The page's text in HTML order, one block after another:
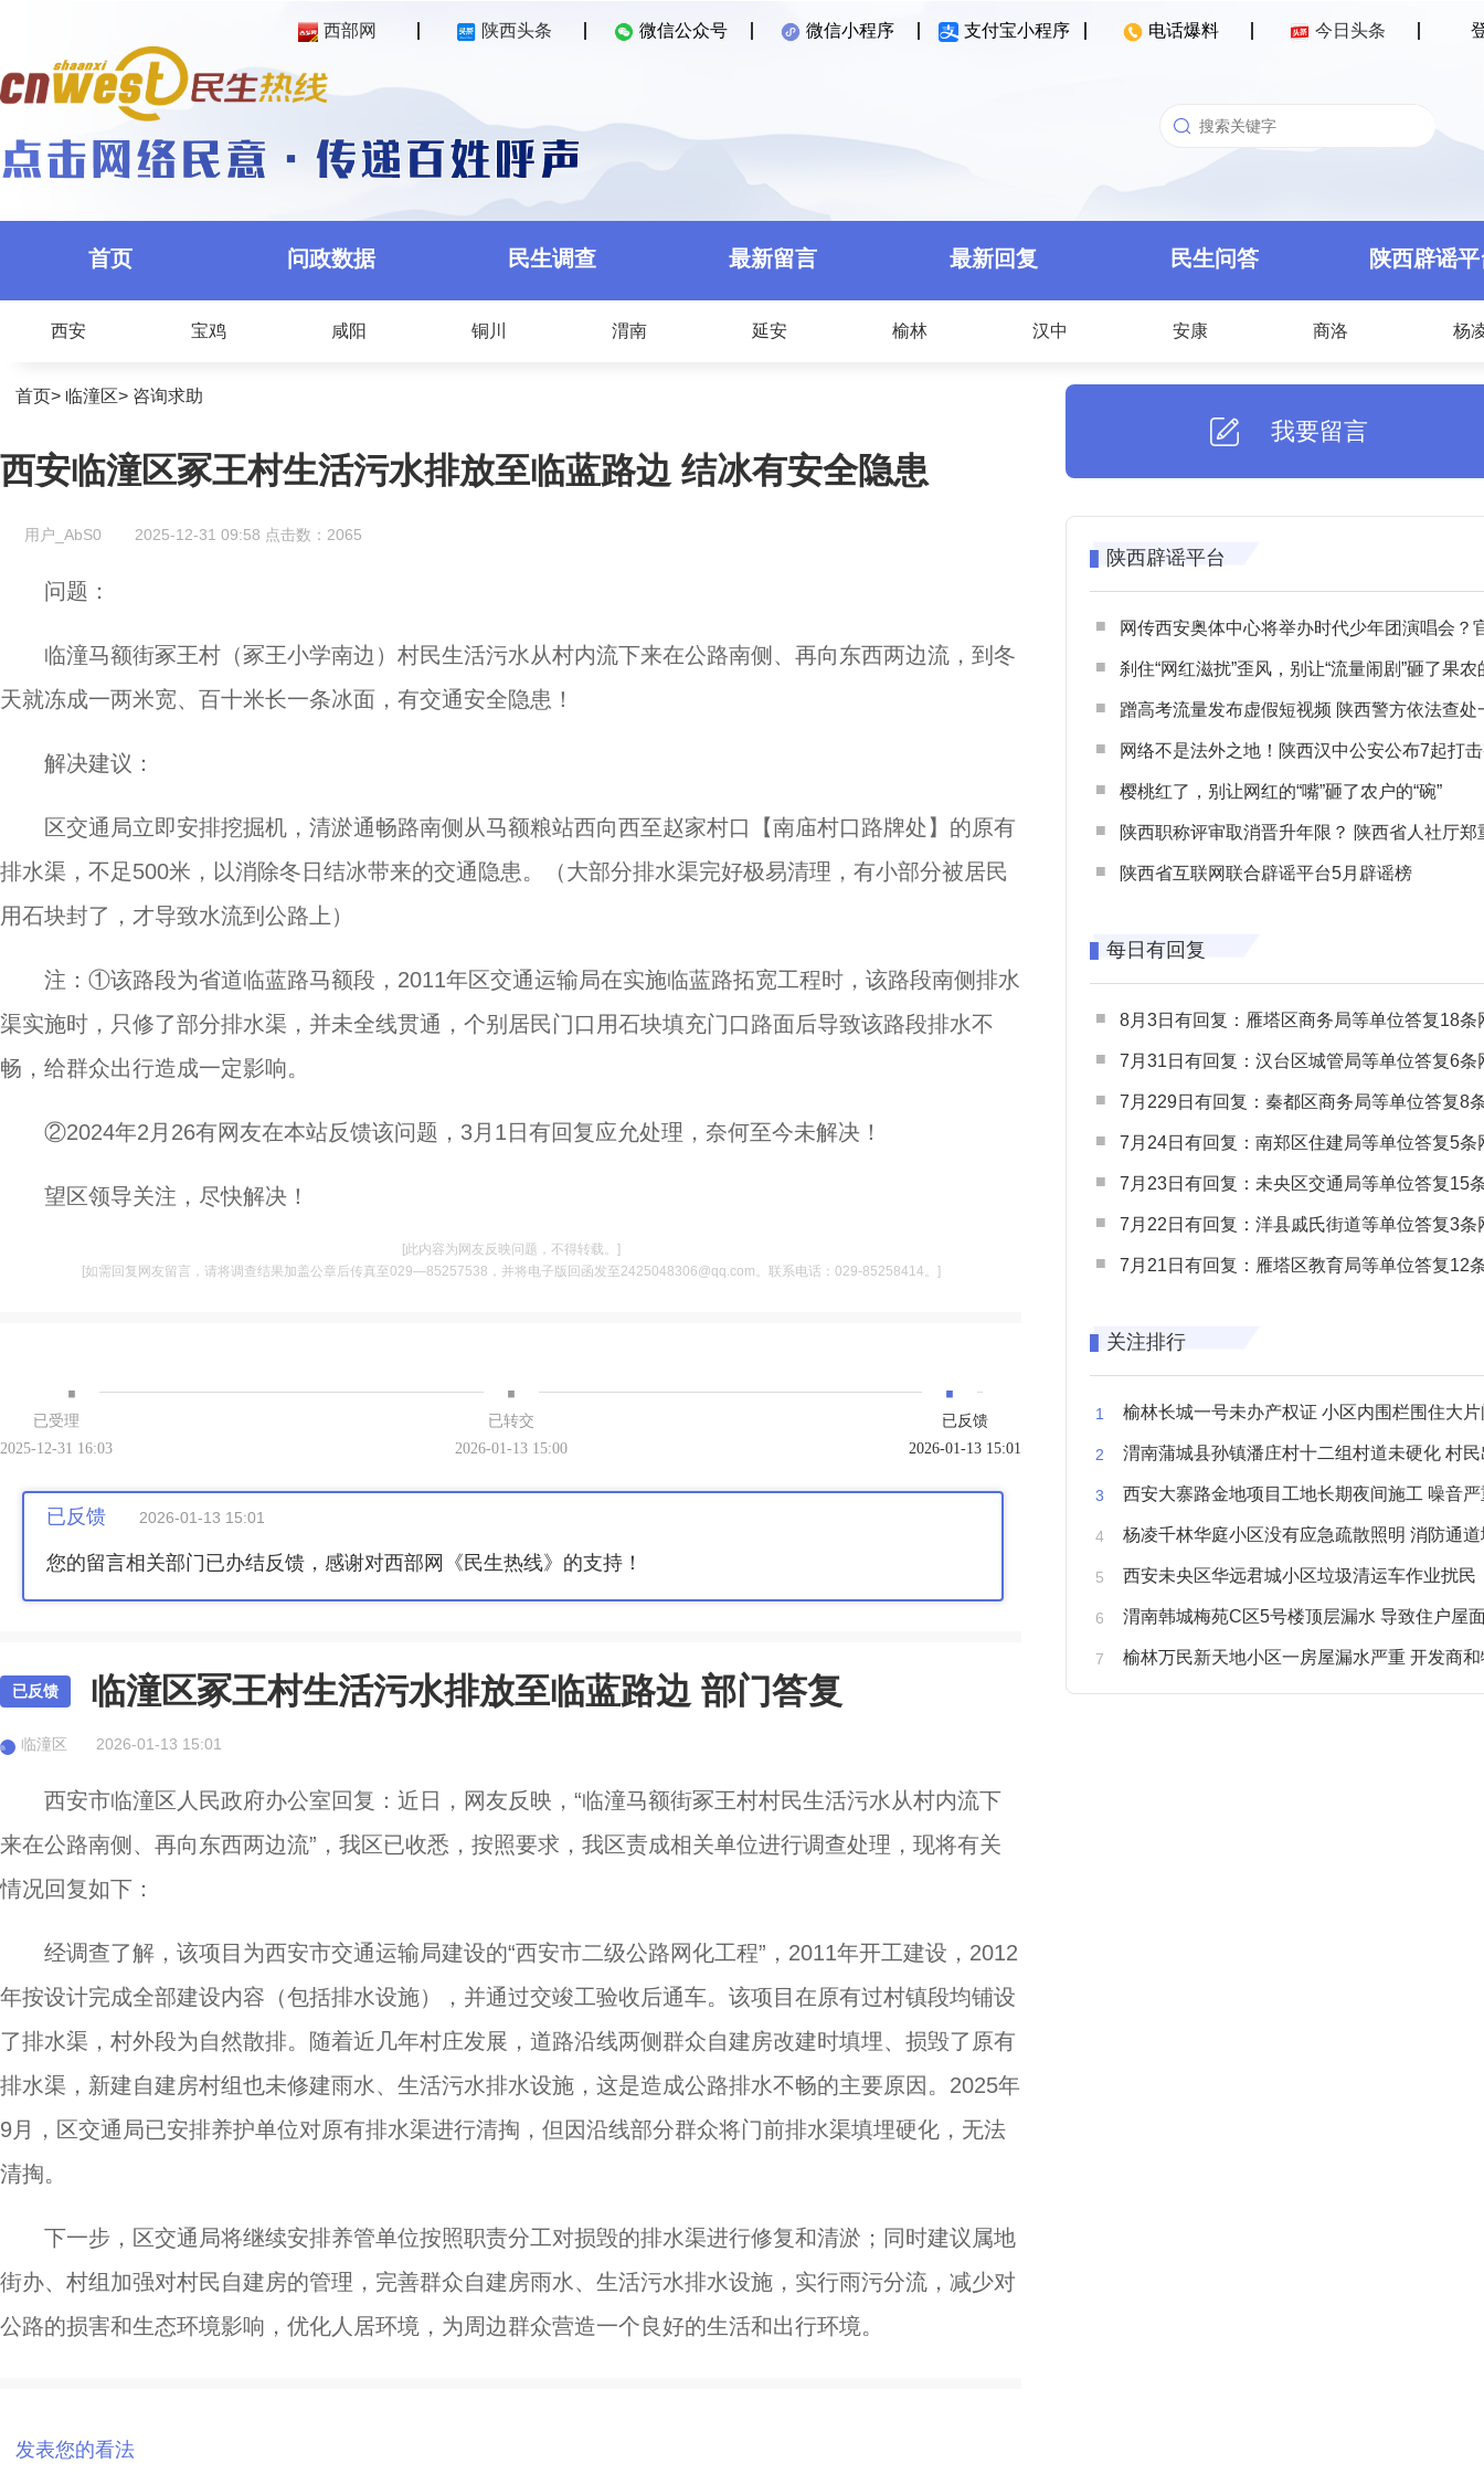
西部网 陕西头条 微信公众号 微信小程序 支付宝小程序 电话爆料 今日头条
首页 问政数据 民生调查 最新留言 最新回复 民生问答 陕西辟谣
西安 宝鸡 咸阳 铜川 渭南 延安 榆林 汉中 安康 商洛 杨
首页> 临潼区> 咨询求助
西安临潼区冢王村生活污水排放至临蓝路边 结冰有安全隐患
用户_AbS0 2025-12-31 09:58 点击数： 2065
问题：
临潼马额街冢王村（冢王小学南边）村民生活污水从村内流下来在公路南侧、再向东西两边流，到冬
天就冻成一两米宽、百十米长一条冰面，有交通安全隐患！
解决建议：
区交通局立即安排挖掘机，清淤通畅路南侧从马额粮站西向西至赵家村口【南庙村口路牌处】的原有
排水渠，不足500米，以消除冬日结冰带来的交通隐患。（大部分排水渠完好极易清理，有小部分被居民
用石块封了，才导致水流到公路上）
注：①该路段为省道临蓝路马额段，2011年区交通运输局在实施临蓝路拓宽工程时，该路段南侧排水
渠实施时，只修了部分排水渠，并未全线贯通，个别居民门口用石块填充门口路面后导致该路段排水不
畅，给群众出行造成一定影响。
②2024年2月26有网友在本站反馈该问题，3月1日有回复应允处理，奈何至今未解决！
望区领导关注，尽快解决！
[此内容为网友反映问题，不得转载。]
[如需回复网友留言，请将调查结果加盖公章后传真至029—85257538，并将电子版回函发至2425048306@qq.com。联系电话：029-85258414。]
· · ·
已受理
2025-12-31 16:03
已转交
2026-01-13 15:00
已反馈
2026-01-13 15:01
已反馈 2026-01-13 15:01
您的留言相关部门已办结反馈，感谢对西部网《民生热线》的支持！
已反馈 临潼区冢王村生活污水排放至临蓝路边 部门答复
临 临潼区 2026-01-13 15:01
西安市临潼区人民政府办公室回复：近日，网友反映，“临潼马额街冢王村村民生活污水从村内流下
来在公路南侧、再向东西两边流”，我区已收悉，按照要求，我区责成相关单位进行调查处理，现将有关
情况回复如下：
经调查了解，该项目为西安市交通运输局建设的“西安市二级公路网化工程”，2011年开工建设，2012
年按设计完成全部建设内容（包括排水设施），并通过交竣工验收后通车。该项目在原有过村镇段均铺设
了排水渠，村外段为自然散排。随着近几年村庄发展，道路沿线两侧群众自建房改建时填埋、损毁了原有
排水渠，新建自建房村组也未修建雨水、生活污水排水设施，这是造成公路排水不畅的主要原因。2025年
9月，区交通局已安排养护单位对原有排水渠进行清掏，但因沿线部分群众将门前排水渠填埋硬化，无法
清掏。
下一步，区交通局将继续安排养管单位按照职责分工对损毁的排水渠进行修复和清淤；同时建议属地
街办、村组加强对村民自建房的管理，完善群众自建房雨水、生活污水排水设施，实行雨污分流，减少对
公路的损害和生态环境影响，优化人居环境，为周边群众营造一个良好的生活和出行环境。
发表您的看法
我要留言
陕西辟谣平台
网传西安奥体中心将举办时代少年团演唱会？官方回应：纯
刹住“网红滋扰”歪风，别让“流量闹剧”砸了果农
蹭高考流量发布虚假短视频 陕西警方依法查处一起涉高考网络
网络不是法外之地！陕西汉中公安公布7起打击整治网谣网暴典型
樱桃红了，别让网红的“嘴”砸了农户的“碗”
陕西职称评审取消晋升年限？ 陕西省人社厅郑重声明 谨防职称评审不实言
陕西省互联网联合辟谣平台5月辟谣榜
每日有回复
8月3日有回复：雁塔区商务局等单位答复18条网民
7月31日有回复：汉台区城管局等单位答复6条网民
7月229日有回复：秦都区商务局等单位答复8条网民
7月24日有回复：南郑区住建局等单位答复5条网民
7月23日有回复：未央区交通局等单位答复15条网民
7月22日有回复：洋县戚氏街道等单位答复3条网民
7月21日有回复：雁塔区教育局等单位答复12条网民
关注排行
榆林长城一号未办产权证 小区内围栏围住大片闲置
渭南蒲城县孙镇潘庄村十二组村道未硬化 村民出
西安大寨路金地项目工地长期夜间施工 噪音严重
杨凌千林华庭小区没有应急疏散照明 消防通
西安未央区华远君城小区垃圾清运车作业扰民
渭南韩城梅苑C区5号楼顶层漏水 导致住户屋面被
榆林万民新天地小区一房屋漏水严重 开发商和物业不予